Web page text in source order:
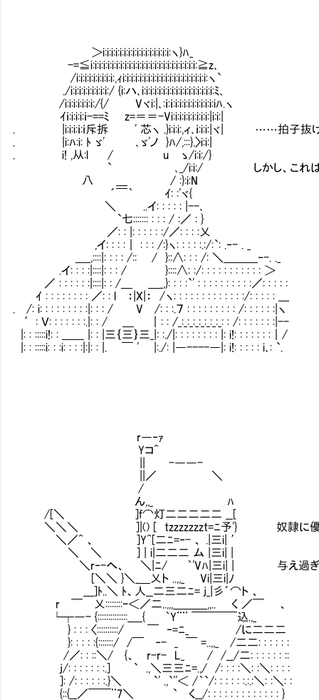
＞i:i:i:i:i:i:i:i:i:i:i:i:i:i:i:i:ヽ}ﾊ_
-=≦i:i:i:i:i:i:i:i:i:i:i:i:i:i:i:i:i:i:i:i:i:i:i:i:i:≧z､
/i:i:i:i:i:i:i:i:i:,ｨi:i:i:i:i:i:i:i:i:i:i:i:i:i:i:i:i:i:i:i:ヽ`
./i:i:i:i:i:i:i:i:i:/ {i:ハ､i:i:i:i:i:i:i:i:i:i:i:i:i:i:i:i:i:ﾐ､
/i:i:i:i:i:i:i:/{/ Ⅴ Vヾi:|､:ｉ:ｉ:i:i:i:i:i:i:i:i:i:iﾊ.ヽ
ｲｉ:i:i:i:ｉ-==ﾐ z=＝＝-Vi:i:i:i:i:i:i:i:i:|i:i:|
. |i:i:i:ｉ:ｉ斥拆 ' 芯ヽ .}i:i:i:,ィ､ｉ:i:i:|ヾ| ……拍子抜けす
. |i:ﾊ:i: ﾄ ゞ' ､ゞ'ノ }ﾊ/,:::}.〉i:i:|
. i! ,从:l / u ゝ/i:i:/}
` ､_/i:i:/ しかし、これはいっ
八 ＿ / :}:i:N
´￣｀ ｲ: :'ヾ{
＼ ..イ: : : : : |--､
`七::::::: : : : / :／ : }
／: : |: : : : : :/／: : : :乂
,イ: : : :｜ : : : /:}ヽ: : : : :.:/:`: .‐- . _
＿_,::::|: : : : /:: / }::∧: : : /: ＼＿＿＿‐-. ._
.イ: : : :|::::|: : : / }::::∧: :/: : : : : : : : : : : ＞
／ : : : : : :|::::|: : /＿ ＿_,}: : : :`' : : : : : : : : : :／: : : : :
ｲ : : : : : : : : ／: : l ：|X|： /ヽ: : : : : : : : : : : : :/: : : : : ___
. /: i: : : : : : : : :|: : : / V /: : :.７ : : : : : : : : : /: : : : : :|ヽ
′: Ｖ: : : : : : :.|: : / ＿ ｜: : /_:_:_:_:_:_:_:_: : /: : : : : : :|--
|: : :::::i!: : _＿__ |: : |三｛三｝三_|: :./|: : : : : : : : |: i!: : : : : : :｜/
|: : :::::i: : :i: : : :|:|: : |. ￣ ' |:./: |―----―|: i!: : : : : i､: `.
r―‐ｧ
Yコ^
|| -――-
||／ ＼
/
ん,,_ ﾊ
/[＼ ]f⌒灯二二二二二 __[
＼＼＼ ]|() [ tzzzzzzzt=ﾆ予'} 奴隷に優れた
＼／^ 、 ]Y^[二ﾆ=‐- 、 .|三i| ′
＼ ＼ ] | i|二二二 ム |三i| | ・ ・
＼r‐-へ、 ＼|ﾆ/ ｀'Vﾊ|三i| | 与え過ぎれば
[＼＼ }＼_＿乂ト ..,,_ Vi|三i|ﾉ
___]ﾄ..＼ ﾄ、人__二三二ﾆ= j_|彡´⌒ト 、
r ￣ 乂::::::::ｰ＜／二..,,,＿＿＿,,.. く ／￣ 、
└┬―- {::::::::::::::_＿{ ｀Y¨¨ ￣￣￣￣込.,_
} : : : 〈::::::::::/ ￣ ‐=ﾆ_ /に二二二
}: : : : :{:::::::/ /￣ ‐- _ ￣ =..,,_ /二二: : : : : :
/／: : ::＼/ {、 r-r- L_ / /__/二: : : : : : ::
j/: : : : : : :.] ` .,＼三三ﾆ=.,/ /: : : :＼: :＼: : : :
]: /: : : : : :.}＼ `' .,`''＜ /｀`/: : : : : :.:.:＼: :＼: :
{::{__／￣￣¨7＼ ` く__/: : : : : : : : : : : : : }